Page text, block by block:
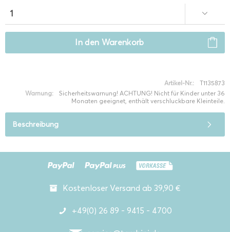
In den Warenkorb
Artikel-Nr.:
T1135873
Warnung:
Sicherheitswarnung! ACHTUNG! Nicht für Kinder unter 36
Monaten geeignet, enthält verschluckbare Kleinteile.
Beschreibung
Kostenloser Versand ab 39,90 €
+49(0) 26 89 - 9415 - 4700